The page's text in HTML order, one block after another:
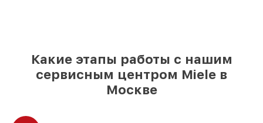
Какие этапы работы с нашим
сервисным центром Miele в
Москве